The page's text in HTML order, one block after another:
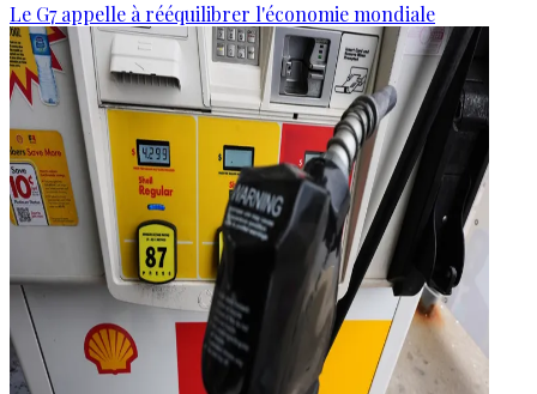
Le G7 appelle à rééquilibrer l'économie mondiale